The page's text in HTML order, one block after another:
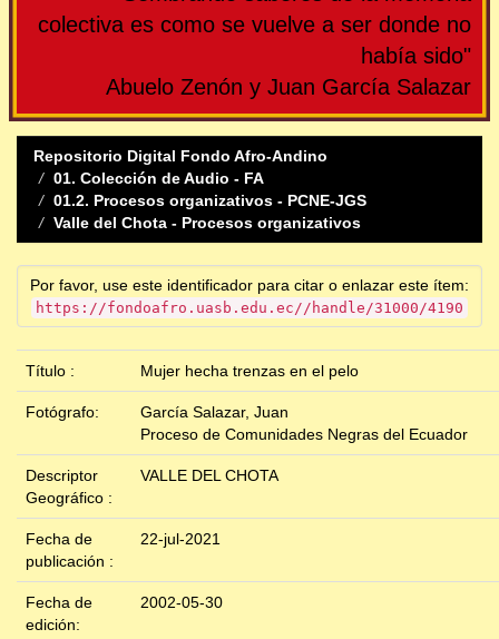
colectiva es como se vuelve a ser donde no
había sido"
Abuelo Zenón y Juan García Salazar
Repositorio Digital Fondo Afro-Andino
01. Colección de Audio - FA
01.2. Procesos organizativos - PCNE-JGS
Valle del Chota - Procesos organizativos
Por favor, use este identificador para citar o enlazar este ítem:
https://fondoafro.uasb.edu.ec//handle/31000/4190
Título : Mujer hecha trenzas en el pelo
Fotógrafo:
García Salazar, Juan
Proceso de Comunidades Negras del Ecuador
Descriptor
Geográfico :
VALLE DEL CHOTA
Fecha de
publicación :
22-jul-2021
Fecha de
edición:
2002-05-30